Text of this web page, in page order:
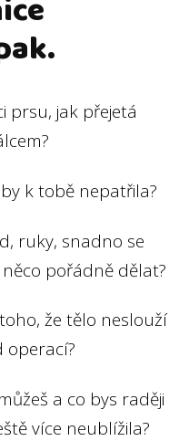
prsu, jak přejetá
k tobě nepatřila?
ruky, snadno se
pořádně dělat?
že tělo neslouží
operací?
a co bys raději
více neublížila?